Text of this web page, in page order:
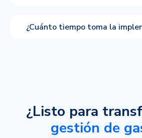
¿Cuánto tiempo toma la
¿Listo para
gestión de